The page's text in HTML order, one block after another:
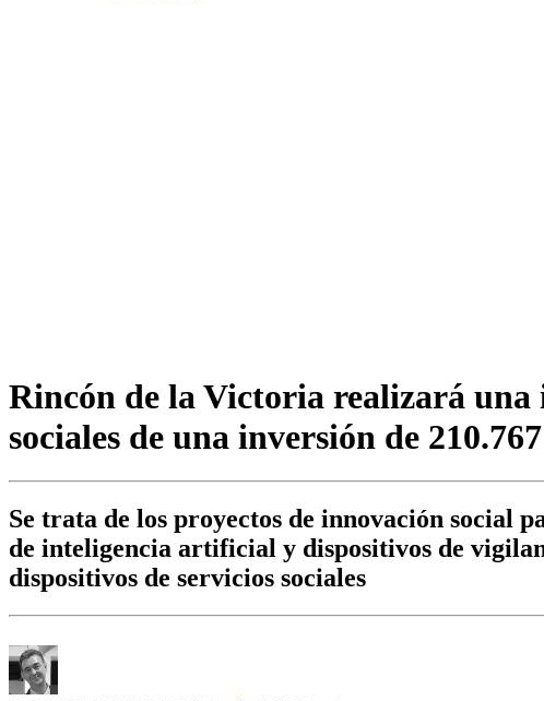
Rincón de la Victoria realizará una
sociales de una inversión de
Se trata de los proyectos de innovación social
de inteligencia artificial y dispositivos de
dispositivos de servicios sociales